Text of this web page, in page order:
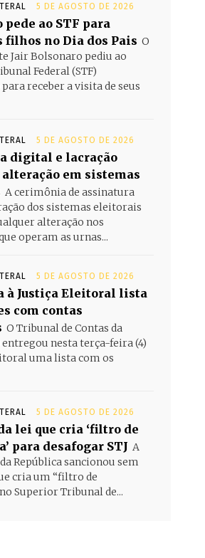
5 DE AGOSTO DE 2026
pede ao STF para
filhos no Dia dos Pais O
Jair Bolsonaro pediu ao
Federal (STF)
receber a visita de seus
5 DE AGOSTO DE 2026
digital e lacração
em sistemas
A cerimônia de assinatura
dos sistemas eleitorais
alteração nos
operam as urnas...
5 DE AGOSTO DE 2026
à Justiça Eleitoral lista
com contas
O Tribunal de Contas da
entregou nesta terça-feira (4)
uma lista com os
5 DE AGOSTO DE 2026
lei que cria ‘filtro de
para desafogar STJ A
República sancionou sem
cria um “filtro de
Superior Tribunal de...